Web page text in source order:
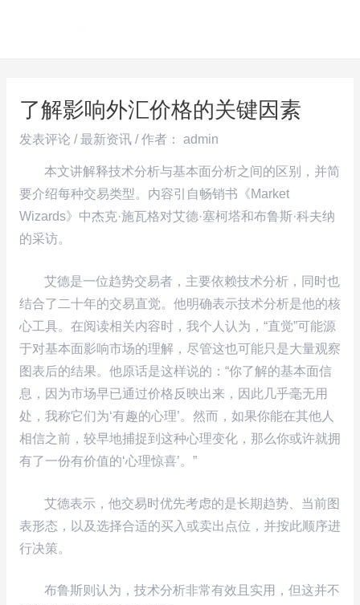
了解影响外汇价格的关键因素
发表评论 /最新资讯/ 作者： admin
本文讲解释技术分析与基本面分析之间的区别，并简
要介绍每种交易类型。内容引自畅销书《Market
Wizards》中杰克·施瓦格对艾德·塞柯塔和布鲁斯·科夫纳
的采访。
艾德是一位趋势交易者，主要依赖技术分析，同时也
结合了二十年的交易直觉。他明确表示技术分析是他的核
心工具。在阅读相关内容时，我个人认为，“直觉”可能源
于对基本面影响市场的理解，尽管这也可能只是大量观察
图表后的结果。他原话是这样说的：“你了解的基本面信
息，因为市场早已通过价格反映出来，因此几乎毫无用
处，我称它们为‘有趣的心理’。然而，如果你能在其他人
相信之前，较早地捕捉到这种心理变化，那么你或许就拥
有了一份有价值的‘心理惊喜’。”
艾德表示，他交易时优先考虑的是长期趋势、当前图
表形态，以及选择合适的买入或卖出点位，并按此顺序进
行决策。
布鲁斯则认为，技术分析非常有效且实用，但这并不